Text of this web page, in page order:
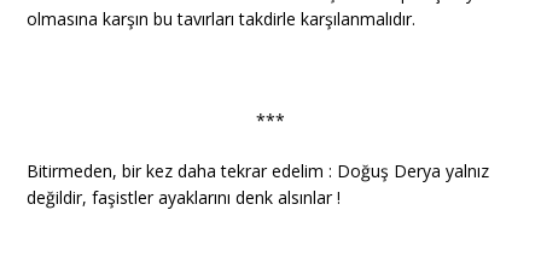
olmasına karşın bu tavırları takdirle karşılanmalıdır.
***
Bitirmeden, bir kez daha tekrar edelim : Doğuş Derya yalnız
değildir, faşistler ayaklarını denk alsınlar !